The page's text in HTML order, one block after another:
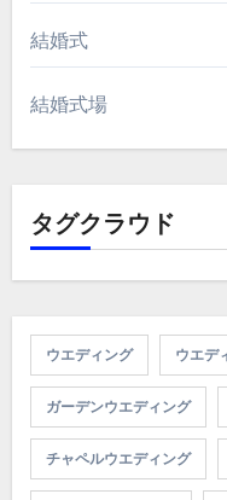
結婚式
結婚式場
タグクラウド
ウエディング ウエデ
ガーデンウエディング
チャペルウエディング